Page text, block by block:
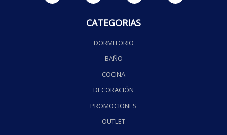
CATEGORIAS
DORMITORIO
BAÑO
COCINA
DECORACIÓN
PROMOCIONES
OUTLET